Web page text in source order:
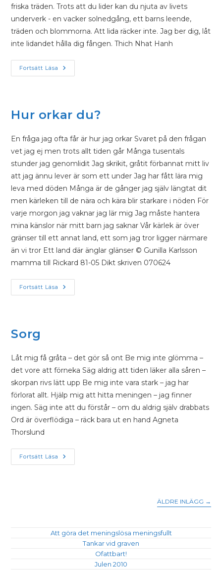
friska träden. Trots att du lider kan du njuta av livets
underverk - en vacker solnedgång, ett barns leende,
träden och blommorna. Att lida räcker inte. Jag ber dig, låt
inte lidandet hålla dig fången. Thich Nhat Hanh
Fortsätt Läsa
Hur orkar du?
En fråga jag ofta får är hur jag orkar Svaret på den frågan
vet jag ej men trots allt tiden går Många tusentals
stunder jag genomlidit Jag skrikit, gråtit förbannat mitt liv
att jag ännu lever är som ett under Jag har fått lära mig
leva med döden Många är de gånger jag själv längtat dit
men kärleken till de nära och kära blir starkare i nöden För
varje morgon jag vaknar jag lär mig Jag måste hantera
mina känslor när mitt barn jag saknar Vår kärlek är över
gränser till ett annat land, ett som jag tror ligger närmare
än vi tror Ett land där änglar glänser © Gunilla Karlsson
mamma till Rickard 81-05 Dikt skriven 070624
Fortsätt Läsa
Sorg
Låt mig få gråta – det gör så ont Be mig inte glömma –
det vore att förneka Säg aldrig att tiden läker alla såren –
skorpan rivs lätt upp Be mig inte vara stark – jag har
förlorat allt. Hjälp mig att hitta meningen – jag finner
ingen. Säg inte att du förstår – om du aldrig själv drabbats
Ord är överflödiga – räck bara ut en hand Agneta
Thorslund
Fortsätt Läsa
ÄLDRE INLÄGG →
Att göra det meningslösa meningsfullt
Tankar vid graven
Ofattbart!
Julen 2010